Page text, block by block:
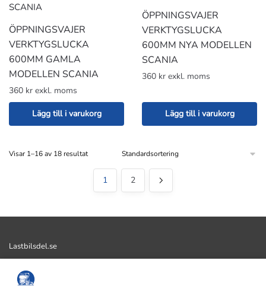
ÖPPNINGSVAJER
VERKTYGSLUCKA
600MM GAMLA
MODELLEN SCANIA
360 kr exkl. moms
Lägg till i varukorg
ÖPPNINGSVAJER
VERKTYGSLUCKA
600MM NYA MODELLEN
SCANIA
360 kr exkl. moms
Lägg till i varukorg
Visar 1–16 av 18 resultat
1 2
Lastbilsdel.se
AllMek i Vadstena AB